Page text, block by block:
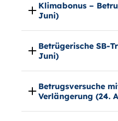
Klimabonus –
Juni)
Betrügerische SB-
Juni)
Betrugsversuche
Verlängerung (24.